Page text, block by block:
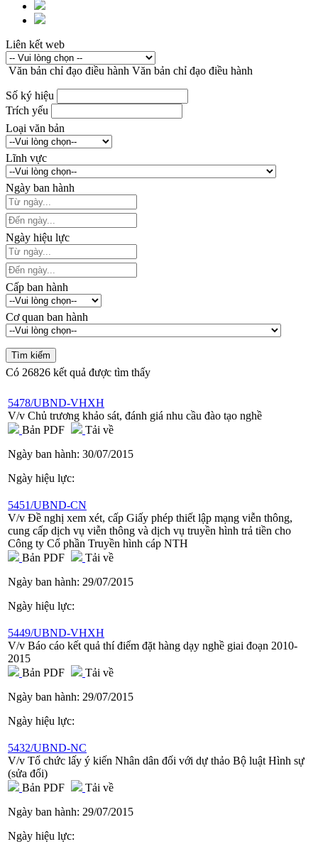
Liên kết web
Văn bản chỉ đạo điều hành Văn bản chỉ đạo điều hành
Số ký hiệu
Trích yếu
Loại văn bản
Lĩnh vực
Ngày ban hành
Ngày hiệu lực
Cấp ban hành
Cơ quan ban hành
Có 26826 kết quả được tìm thấy
5478/UBND-VHXH
V/v Chủ trương khảo sát, đánh giá nhu cầu đào tạo nghề
Bản PDF
Tải về
Ngày ban hành: 30/07/2015
Ngày hiệu lực:
5451/UBND-CN
V/v Đề nghị xem xét, cấp Giấy phép thiết lập mạng viễn thông,
cung cấp dịch vụ viễn thông và dịch vụ truyền hình trả tiền cho
Công ty Cổ phần Truyền hình cáp NTH
Bản PDF
Tải về
Ngày ban hành: 29/07/2015
Ngày hiệu lực:
5449/UBND-VHXH
V/v Báo cáo kết quả thí điểm đặt hàng dạy nghề giai đoạn 2010-
2015
Bản PDF
Tải về
Ngày ban hành: 29/07/2015
Ngày hiệu lực:
5432/UBND-NC
V/v Tổ chức lấy ý kiến Nhân dân đối với dự thảo Bộ luật Hình sự
(sửa đổi)
Bản PDF
Tải về
Ngày ban hành: 29/07/2015
Ngày hiệu lực: